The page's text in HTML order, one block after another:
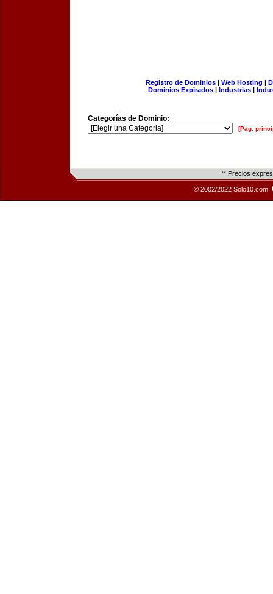
Registro de Dominios| Web Hosting |
Dominios Expirados | Industrias |
Categorías de Dominio:
[Pág.
** Precios
© 2002/2022 Solo10.com